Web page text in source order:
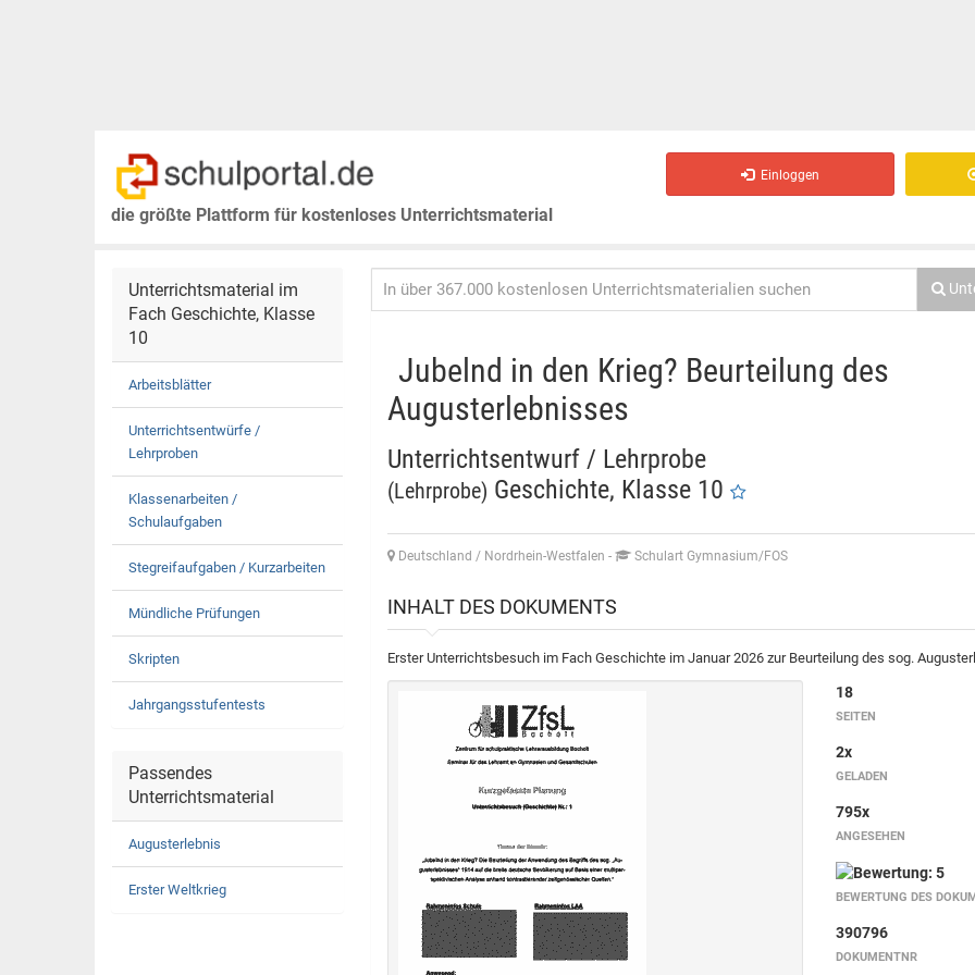
die größte Plattform für kostenloses Unterrichtsmaterial
Einloggen
Unterrichtsmaterial im
Fach Geschichte, Klasse
10
Arbeitsblätter
Unterrichtsentwürfe /
Lehrproben
Klassenarbeiten /
Schulaufgaben
Stegreifaufgaben / Kurzarbeiten
Mündliche Prüfungen
Skripten
Jahrgangsstufentests
Passendes
Unterrichtsmaterial
Augusterlebnis
Erster Weltkrieg
Jubelnd in den Krieg? Beurteilung des
Augusterlebnisses
Unterrichtsentwurf / Lehrprobe
(Lehrprobe) Geschichte, Klasse 10
Deutschland / Nordrhein-Westfalen - Schulart Gymnasium/FOS
INHALT DES DOKUMENTS
Erster Unterrichtsbesuch im Fach Geschichte im Januar 2026 zur Beurteilung des sog.
18
SEITEN
2x
GELADEN
795x
ANGESEHEN
BEWERTUNG DES
390796
DOKUMENTNR